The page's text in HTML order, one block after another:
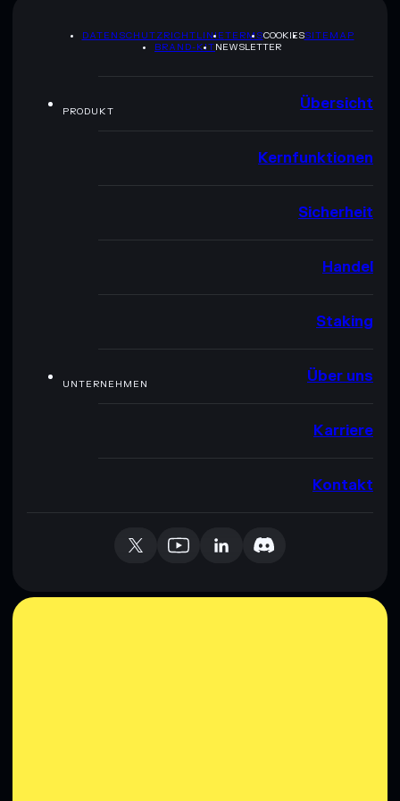
DATENSCHUTZRICHTLINIETERMSCOOKIESSITEMAP
BRAND-KITNEWSLETTER
PRODUKT Übersicht
Kernfunktionen
Sicherheit
Handel
Staking
UNTERNEHMEN Über uns
Karriere
Kontakt